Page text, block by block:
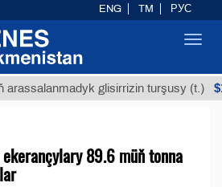
glisirrizin turşusy (t.)
89.6 müň tonna
ENG TM РУС